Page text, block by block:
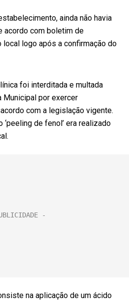
ainda não havia
acordo com boletim de
local logo após a confirmação do
foi interditada e multada
Municipal por exercer
com a legislação vigente.
‘peeling de fenol’ era realizado
na aplicação de um ácido